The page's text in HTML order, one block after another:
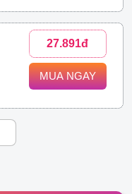
27.891đ
MUA NGAY